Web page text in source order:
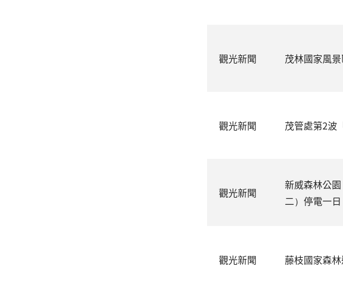
觀光新聞 茂林國家風
觀光新聞 茂管處第2波
觀光新聞
新威森林公
二）停電一日
觀光新聞 藤枝國家森